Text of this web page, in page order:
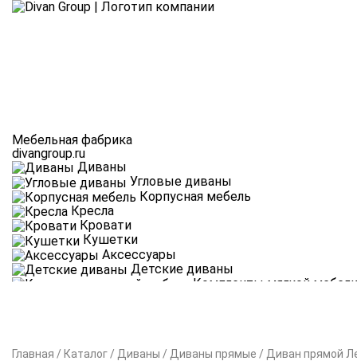
Мебельная фабрика
divangroup.ru
Диваны
Угловые диваны
Корпусная мебель
Кресла
Кровати
Кушетки
Аксессуары
Детские диваны
Комплекты мягкой мебели
Главная / Каталог / Диваны / Диваны прямые / Диван прямой